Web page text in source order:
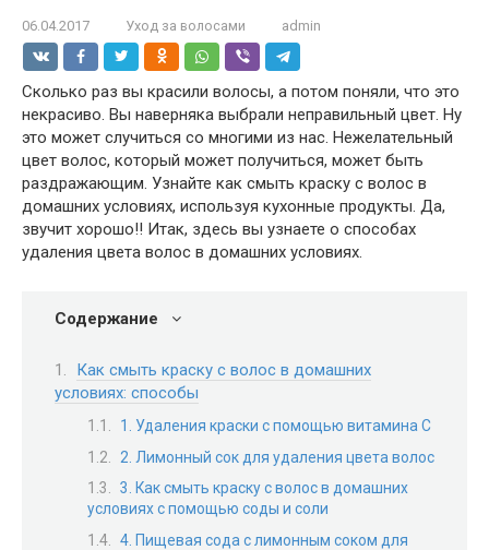
06.04.2017 Уход за волосами admin
Сколько раз вы красили волосы, а потом поняли, что это
некрасиво. Вы наверняка выбрали неправильный цвет. Ну
это может случиться со многими из нас. Нежелательный
цвет волос, который может получиться, может быть
раздражающим. Узнайте как смыть краску с волос в
домашних условиях, используя кухонные продукты. Да,
звучит хорошо!! Итак, здесь вы узнаете о способах
удаления цвета волос в домашних условиях.
Содержание
Как смыть краску с волос в домашних
условиях: способы
1. Удаления краски с помощью витамина C
2. Лимонный сок для удаления цвета волос
3. Как смыть краску с волос в домашних
условиях с помощью соды и соли
4. Пищевая сода с лимонным соком для